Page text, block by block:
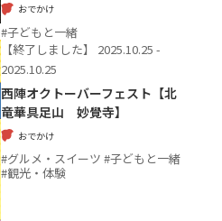
おでかけ
#子どもと一緒
【終了しました】
2025.10.25 -
2025.10.25
西陣オクトーバーフェスト【北
竜華具足山 妙覺寺】
おでかけ
#グルメ・スイーツ #子どもと一緒
#観光・体験